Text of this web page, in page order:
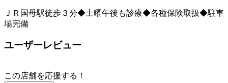
ＪＲ国母駅徒歩３分◆土曜午後も診療◆各種保険取扱◆駐車
場完備
ユーザーレビュー
この店舗を応援する！